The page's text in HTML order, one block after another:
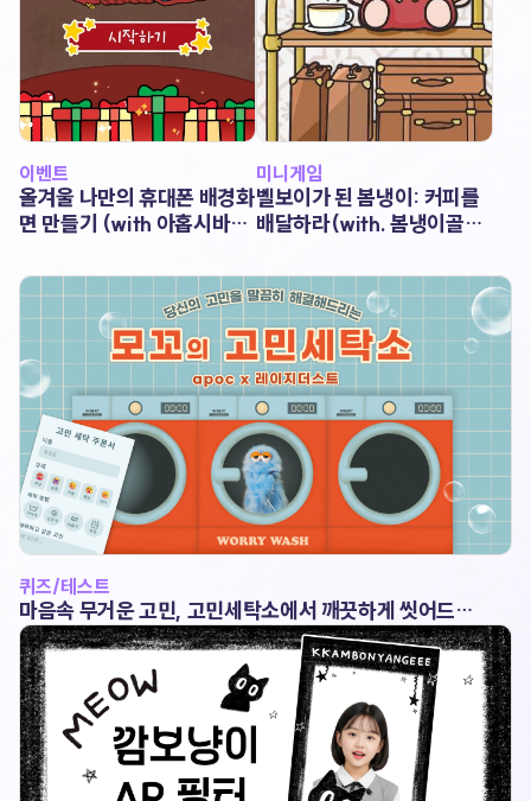
이벤트
올겨울 나만의 휴대폰 배경화
면 만들기 (with 아홉시바
미니게임
벨보이가 된 봄냉이: 커피를
배달하라(with. 봄냉이골골
퀴즈/테스트
마음속 무거운 고민, 고민세탁소에서 깨끗하게 씻어드립
니다 (with 레이지더스트)